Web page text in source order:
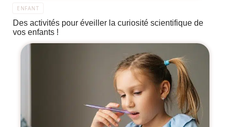
ENFANT
Des activités pour éveiller la curiosité scientifique de
vos enfants !